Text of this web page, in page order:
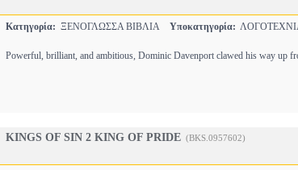
Κατηγορία: ΞΕΝΟΓΛΩΣΣΑ ΒΙΒΛΙΑ Υποκατηγορία:
Powerful, brilliant, and ambitious, Dominic Davenport clawed his way up
KINGS OF SIN 2 KING OF PRIDE (BKS.0957602)